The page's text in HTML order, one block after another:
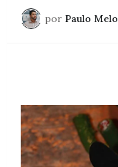
por Paulo Melo